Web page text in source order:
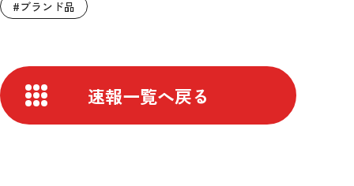
#ブランド品
速報一覧へ戻る